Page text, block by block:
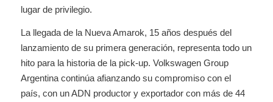
lugar de privilegio.
La llegada de la Nueva Amarok, 15 años después del
lanzamiento de su primera generación, representa todo un
hito para la historia de la pick-up. Volkswagen Group
Argentina continúa afianzando su compromiso con el
país, con un ADN productor y exportador con más de 44